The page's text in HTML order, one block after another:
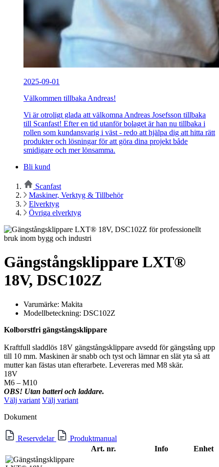
2025-09-01
Välkommen tillbaka Andreas!
Vi är otroligt glada att välkomna Andreas Josefsson tillbaka
till Scanfast! Efter en tid utanför bolaget är han nu tillbaka i
rollen som kundansvarig i väst - redo att hjälpa dig att hitta rätt
produkter och lösningar för att göra dina projekt både
smidigare och mer lönsamma.
Bli kund
Scanfast
Maskiner, Verktyg & Tillbehör
Elverktyg
Övriga elverktyg
Gängstångsklippare LXT®
18V, DSC102Z
Varumärke: Makita
Modellbeteckning: DSC102Z
Kolborstfri gängstångsklippare
Kraftfull sladdlös 18V gängstångsklippare avsedd för gängstång upp
till 10 mm. Maskinen är snabb och tyst och lämnar en slät yta så att
mutter kan fästas utan efterarbete. Levereras med M8 skär.
18V
M6 – M10
OBS! Utan batteri och laddare.
Välj variant Välj variant
Dokument
Reservdelar
Produktmanual
Art. nr.
Info Enhet